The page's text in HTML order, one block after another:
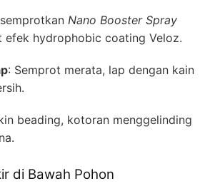
Nano Booster Spray
efek hydrophobic coating Veloz.
: Semprot merata, lap dengan kain
beading, kotoran menggelinding
di Bawah Pohon